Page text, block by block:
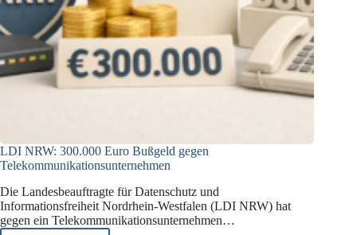
LDI NRW: 300.000 Euro Bußgeld gegen
Telekommunikationsunternehmen
Die Landesbeauftragte für Datenschutz und
Informationsfreiheit Nordrhein-Westfalen (LDI NRW) hat
gegen ein Telekommunikationsunternehmen…